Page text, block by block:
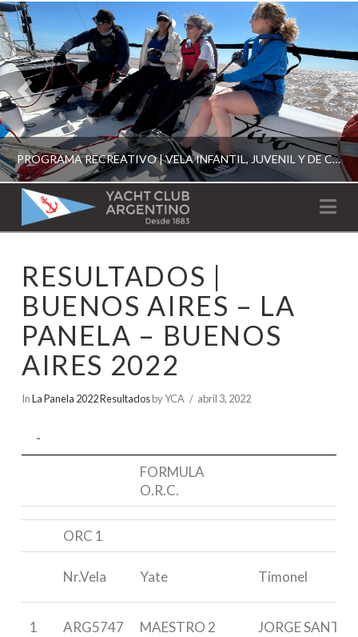
PROGRAMA RECREATIVO | VELA INFANTIL, JUVENIL Y DE CRUCERO 2026
ESCUELA RECREATIVA 2026
YACHT
CLUB
ARGENTINO
RESULTADOS |
BUENOS AIRES – LA
PANELA – BUENOS
AIRES 2022
InLa Panela 2022 Resultadosby YCA abril 3, 2022
-
FORMULA
O.R.C.
ORC 1
Nr.Vela Yate Timonel
1 ARG5747 MAESTRO 2 JORGE SANTI